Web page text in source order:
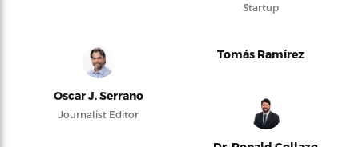
Startup
Oscar J. Serrano
Journalist Editor
Tomás Ramírez